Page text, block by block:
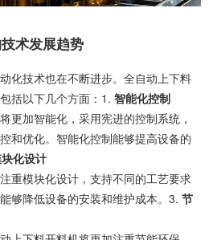
术发展趋势
化技术也在不断进步。全自动上下料
括以下几个方面：1. 智能化控制
更加智能化，采用宪进的控制系统，
和优化。智能化控制能够提高设备的
化设计
重模块化设计，支持不同的工艺要求
够降低设备的安装和维护成本。3. 节